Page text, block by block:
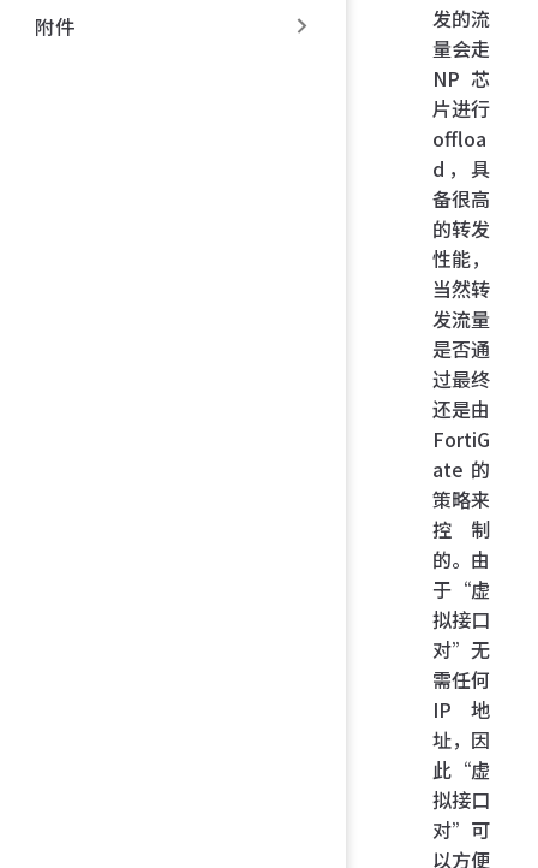
附件
发的流
量会走
NP 芯
片进行
offloa
d，具
备很高
的转发
性能，
当然转
发流量
是否通
过最终
还是由
FortiG
ate 的
策略来
控制
的。由
于“虚
拟接口
对”无
需任何
IP 地
址，因
此“虚
拟接口
对”可
以方便